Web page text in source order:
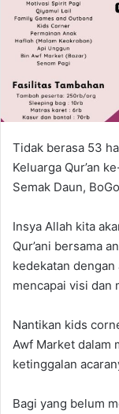
Tidak berasa 53
Keluarga Qur’an
Semak Daun,
Insya Allah kita
Qur’ani bersama
kedekatan
mencapai visi dan
Nantikan kids
Awf Market dalam
ketinggalan
Bagi yang belum